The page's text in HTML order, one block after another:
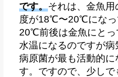
です。それは、金魚用
度が18℃〜20℃になっ
20℃前後は金魚にとっ
水温になるのですが
病原菌が最も活動的に
す。ですので、少し